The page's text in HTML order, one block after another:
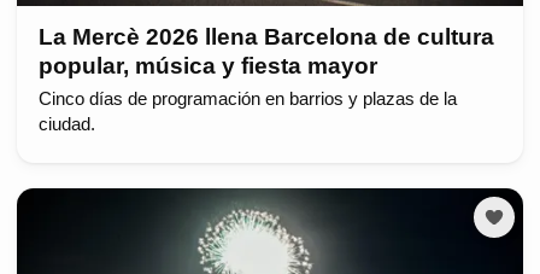
La Mercè 2026 llena Barcelona de cultura
popular, música y fiesta mayor
Cinco días de programación en barrios y plazas de la
ciudad.